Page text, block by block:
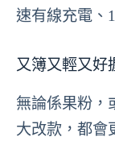
速有線充電、
又簿又輕又好
無論係果粉，
大改款，都會